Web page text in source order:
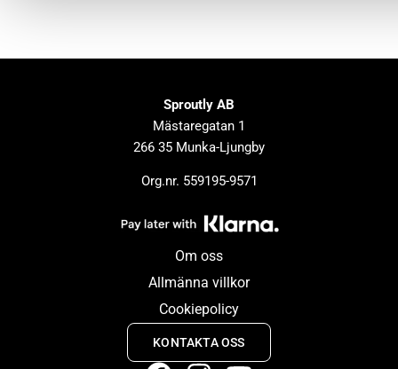
Om oss
Allmänna villkor
Cookiepolicy
Sproutly AB
Mästaregatan 1
266 35 Munka-Ljungby
Org.nr. 559195-9571
KONTAKTA OSS